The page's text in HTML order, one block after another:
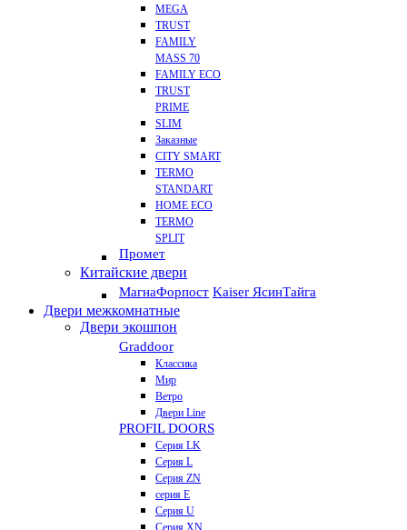
MEGA
TRUST
FAMILY
MASS 70
FAMILY ECO
TRUST
PRIME
SLIM
Заказные
CITY SMART
TERMO
STANDART
HOME ECO
ТЕRМО
SPLIT
Промет
Китайские двери
МагнаФорпост Kaiser ЯсинТайга
Двери межкомнатные
Двери экошпон
Graddoor
Классика
Мир
Ветро
Двери Line
PROFIL DOORS
Серия LK
Серия L
Серия ZN
серия E
Серия U
Серия XN